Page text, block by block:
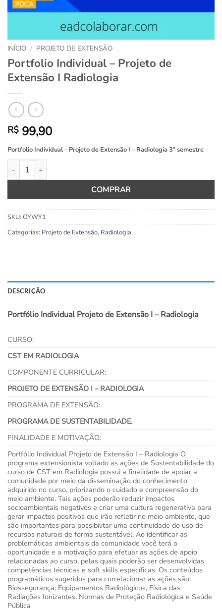
INÍCIO / PROJETO DE EXTENSÃO
Portfolio Individual – Projeto de
Extensão I Radiologia
R$ 99,90
Portfolio Individual – Projeto de Extensão I – Radiologia 3º semestre
Portfolio Individual - Projeto de Extensão I Radiologia quantidade
COMPRAR
SKU: OYWY1
Categorias: Projeto de Extensão, Radiologia
DESCRIÇÃO
Portfólio Individual Projeto de Extensão I – Radiologia
CURSO:
CST EM RADIOLOGIA
COMPONENTE CURRICULAR:
PROJETO DE EXTENSÃO I – RADIOLOGIA
PROGRAMA DE EXTENSÃO:
PROGRAMA DE SUSTENTABILIDADE.
FINALIDADE E MOTIVAÇÃO:
Portfólio Individual Projeto de Extensão I – Radiologia O
programa extensionista voltado as ações de Sustentabilidade do
curso de CST em Radiologia possui a finalidade de apoiar a
comunidade por meio da disseminação do conhecimento
adquirido no curso, priorizando o cuidado e compreensão do
meio ambiente. Tais ações poderão reduzir impactos
socioambientais negativos e criar uma cultura regenerativa para
gerar impactos positivos que irão refletir no meio ambiente, que
são importantes para possibilitar uma continuidade do uso de
recursos naturais de forma sustentável. Ao identificar as
problemáticas ambientais da comunidade você terá a
oportunidade e a motivação para efetuar as ações de apoio
relacionadas ao curso, pelas quais poderão ser desenvolvidas
competências técnicas e soft skills específicas. Os conteúdos
programáticos sugeridos para correlacionar as ações são:
Biossegurança; Equipamentos Radiológicos, Física das
Radiações Ionizantes, Normas de Proteção Radiológica e Saúde
Pública